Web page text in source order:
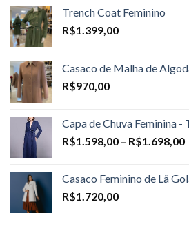
Trench Coat Feminino
R$1.399,00
Casaco de Malha de
R$970,00
Capa de Chuva Feminina -
R$1.598,00 – R$1.698,00
Casaco Feminino de Lã
R$1.720,00